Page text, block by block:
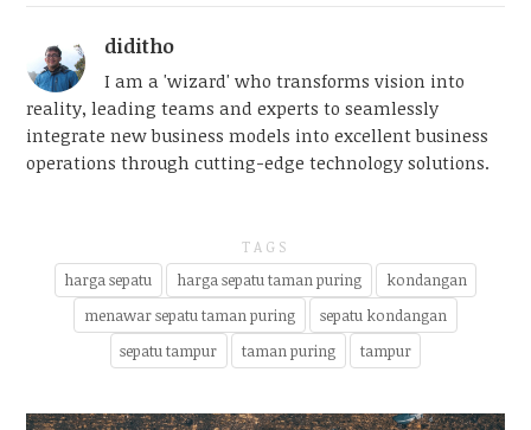
diditho
I am a 'wizard' who transforms vision into
reality, leading teams and experts to seamlessly
integrate new business models into excellent business
operations through cutting-edge technology solutions.
TAGS
harga sepatu harga sepatu taman puring
kondangan
menawar sepatu taman puring
sepatu kondangan
sepatu tampur
taman puring tampur